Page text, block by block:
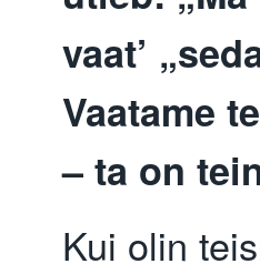
vaat’
Vaatame
– ta on
Kui olin